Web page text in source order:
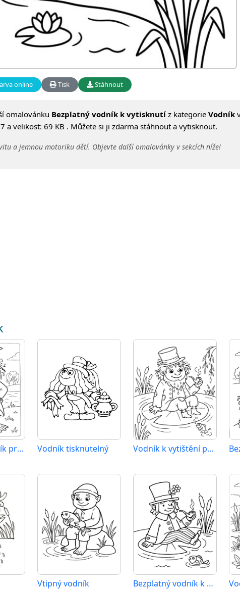
online Tisk Stáhnout
omalovánku Bezplatný vodník k vytisknutí z kategorie Vodník
a velikost: 69 KB . Můžete si ji zdarma stáhnout a vytisknout.
a jemnou motoriku dětí. Objevte další omalovánky v sekcích níže!
Bezplatný vodník pro děti Vodník tisknutelný Vodník k vytištění pro děti
Vtipný vodník Bezplatný vodník k vytištění